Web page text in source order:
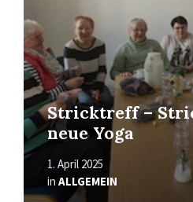
Stricktreff –
neue Yoga
1. April 2025
in ALLGEMEIN